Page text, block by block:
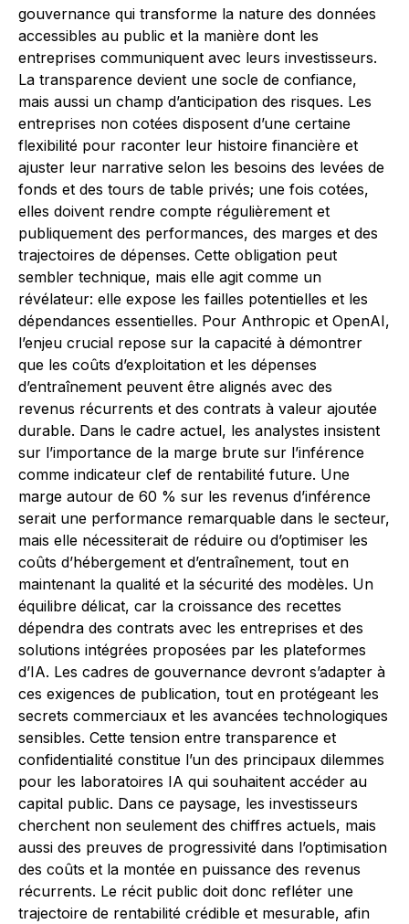
gouvernance qui transforme la nature des données
accessibles au public et la manière dont les
entreprises communiquent avec leurs investisseurs.
La transparence devient une socle de confiance,
mais aussi un champ d’anticipation des risques. Les
entreprises non cotées disposent d’une certaine
flexibilité pour raconter leur histoire financière et
ajuster leur narrative selon les besoins des levées de
fonds et des tours de table privés; une fois cotées,
elles doivent rendre compte régulièrement et
publiquement des performances, des marges et des
trajectoires de dépenses. Cette obligation peut
sembler technique, mais elle agit comme un
révélateur: elle expose les failles potentielles et les
dépendances essentielles. Pour Anthropic et OpenAI,
l’enjeu crucial repose sur la capacité à démontrer
que les coûts d’exploitation et les dépenses
d’entraînement peuvent être alignés avec des
revenus récurrents et des contrats à valeur ajoutée
durable. Dans le cadre actuel, les analystes insistent
sur l’importance de la marge brute sur l’inférence
comme indicateur clef de rentabilité future. Une
marge autour de 60 % sur les revenus d’inférence
serait une performance remarquable dans le secteur,
mais elle nécessiterait de réduire ou d’optimiser les
coûts d’hébergement et d’entraînement, tout en
maintenant la qualité et la sécurité des modèles. Un
équilibre délicat, car la croissance des recettes
dépendra des contrats avec les entreprises et des
solutions intégrées proposées par les plateformes
d’IA. Les cadres de gouvernance devront s’adapter à
ces exigences de publication, tout en protégeant les
secrets commerciaux et les avancées technologiques
sensibles. Cette tension entre transparence et
confidentialité constitue l’un des principaux dilemmes
pour les laboratoires IA qui souhaitent accéder au
capital public. Dans ce paysage, les investisseurs
cherchent non seulement des chiffres actuels, mais
aussi des preuves de progressivité dans l’optimisation
des coûts et la montée en puissance des revenus
récurrents. Le récit public doit donc refléter une
trajectoire de rentabilité crédible et mesurable, afin